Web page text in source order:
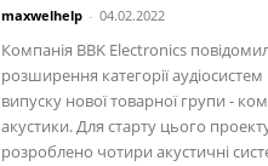
maxwelhelp - 04.02.2022
Компанія BBK Electronics
розширення категорії
випуску нової товарної групи -
акустики. Для старту цього
розроблено чотири акустичні